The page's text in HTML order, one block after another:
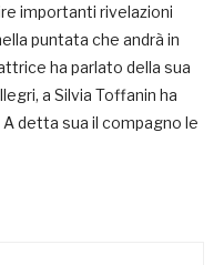
importanti rivelazioni
puntata che andrà in
ha parlato della sua
a Silvia Toffanin ha
detta sua il compagno le